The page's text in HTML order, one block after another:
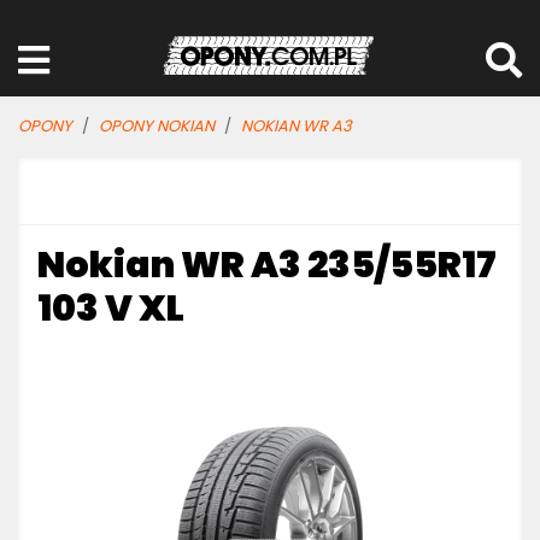
OPONY OPONY NOKIAN NOKIAN WR A3
Nokian WR A3 235/55R17
103 V XL